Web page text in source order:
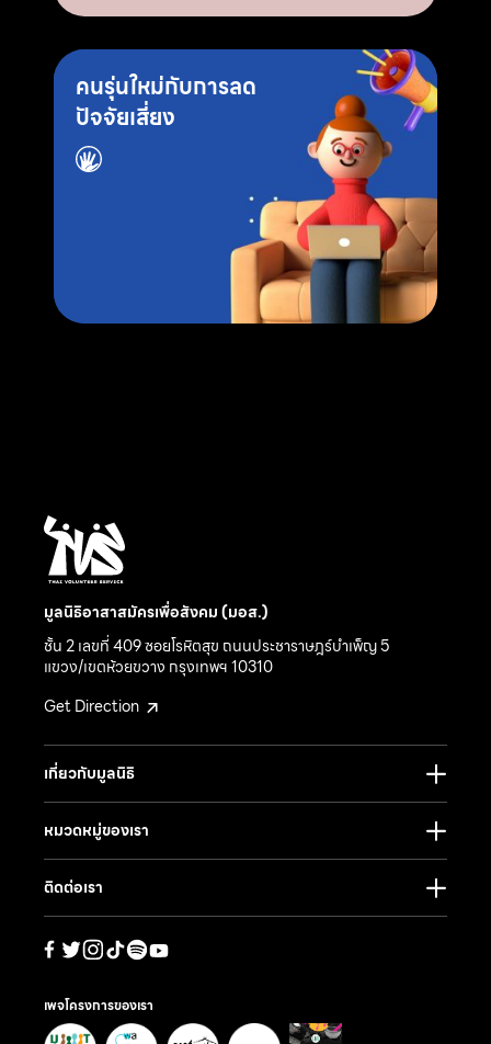
คนรุ่นใหม่กับการลด
ปัจจัยเสี่ยง
มูลนิธิอาสาสมัครเพื่อสังคม (มอส.)
ชั้น 2 เลขที่ 409 ซอยโรหิตสุข ถนนประชาราษฎร์บำเพ็ญ 5
แขวง/เขตห้วยขวาง กรุงเทพฯ 10310
Get Direction
เกี่ยวกับมูลนิธิ
หมวดหมู่ของเรา
ติดต่อเรา
เพจโครงการของเรา